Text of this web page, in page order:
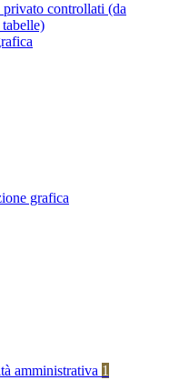
controllati (da
grafica
amministrativa 1